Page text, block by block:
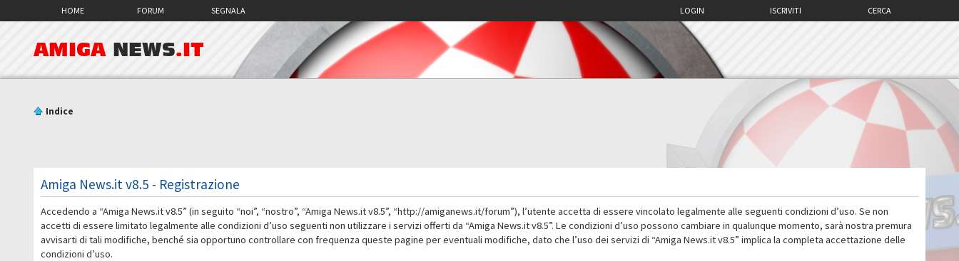
HOME FORUM SEGNALA CERCA
ISCRIVITI
LOGIN
AMIGA NEWS.IT
Indice
Amiga News.it v8.5 - Registrazione
Accedendo a “Amiga News.it v8.5” (in seguito “noi”, “nostro”, “Amiga News.it v8.5”, “http://amiganews.it/forum”), l’utente accetta di essere vincolato legalmente alle seguenti condizioni d’uso. Se non
accetti di essere limitato legalmente alle condizioni d’uso seguenti non utilizzare i servizi offerti da “Amiga News.it v8.5”. Le condizioni d’uso possono cambiare in qualunque momento, sarà nostra premura
avvisarti di tali modifiche, benché sia opportuno controllare con frequenza queste pagine per eventuali modifiche, dato che l’uso dei servizi di “Amiga News.it v8.5” implica la completa accettazione delle
condizioni d’uso.